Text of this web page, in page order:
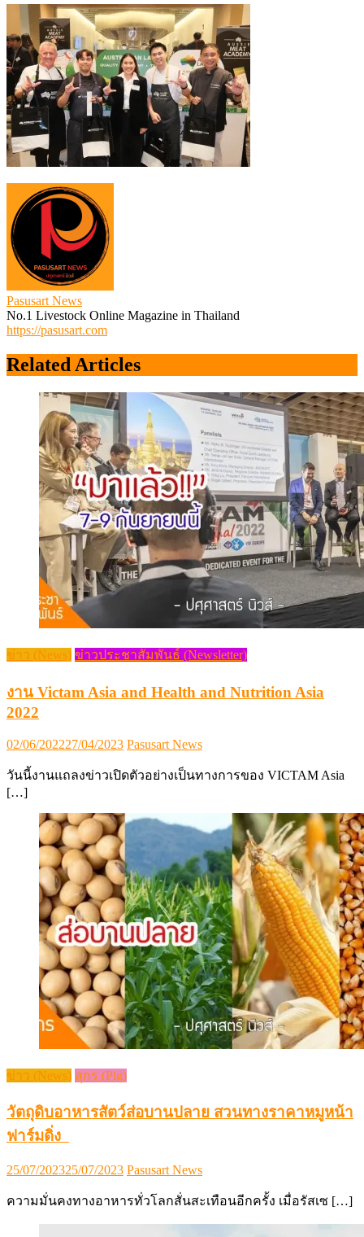
Pasusart News
No.1 Livestock Online Magazine in Thailand
https://pasusart.com
Related Articles
ข่าว (News) ข่าวประชาสัมพันธ์ (Newsletter)
งาน Victam Asia and Health and Nutrition Asia
2022
Posted
02/06/202227/04/2023 Author
Pasusart News
วันนี้งานแถลงข่าวเปิดตัวอย่างเป็นทางการของ VICTAM Asia
[…]
ข่าว (News) สุกร (Pig)
วัตถุดิบอาหารสัตว์ส่อบานปลาย สวนทางราคาหมูหน้า
ฟาร์มดิ่ง
Posted
25/07/202325/07/2023 Author
Pasusart News
ความมั่นคงทางอาหารทั่วโลกสั่นสะเทือนอีกครั้ง เมื่อรัสเซ […]